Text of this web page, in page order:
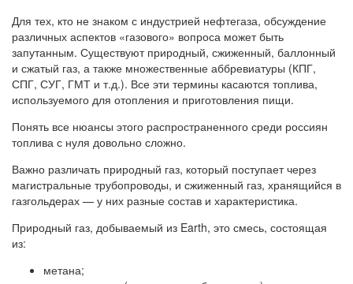
Для тех, кто не знаком с индустрией нефтегаза, обсуждение
различных аспектов «газового» вопроса может быть
запутанным. Существуют природный, сжиженный, баллонный
и сжатый газ, а также множественные аббревиатуры (КПГ,
СПГ, СУГ, ГМТ и т.д.). Все эти термины касаются топлива,
используемого для отопления и приготовления пищи.
Понять все нюансы этого распространенного среди россиян
топлива с нуля довольно сложно.
Важно различать природный газ, который поступает через
магистральные трубопроводы, и сжиженный газ, хранящийся в
газгольдерах — у них разные состав и характеристика.
Природный газ, добываемый из Earth, это смесь, состоящая
из:
метана;